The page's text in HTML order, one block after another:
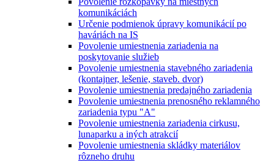
komunikáciách
Určenie podmienok úpravy komunikácií po
haváriách na IS
Povolenie umiestnenia zariadenia na
poskytovanie služieb
Povolenie umiestnenia stavebného zariadenia
(kontajner, lešenie, staveb. dvor)
Povolenie umiestnenia predajného zariadenia
Povolenie umiestnenia prenosného reklamného
zariadenia typu "A"
Povolenie umiestnenia zariadenia cirkusu,
lunaparku a iných atrakcií
Povolenie umiestnenia skládky materiálov
rôzneho druhu